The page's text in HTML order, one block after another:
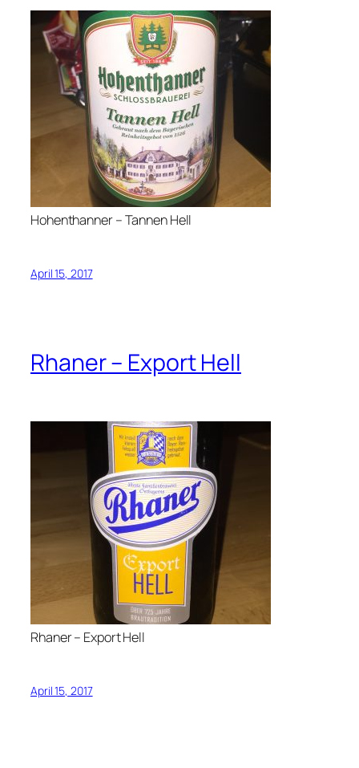
Hohenthanner – Tannen Hell
April 15, 2017
Rhaner – Export Hell
Rhaner – Export Hell
April 15, 2017